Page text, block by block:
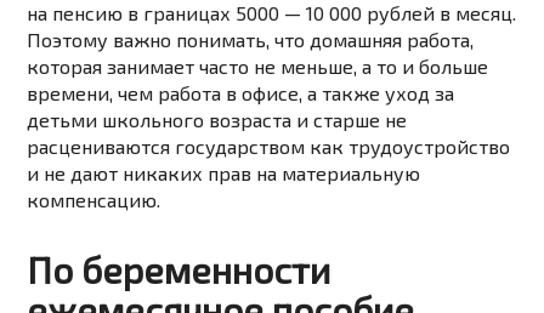
на пенсию в границах 5000 — 10 000 рублей в месяц.
Поэтому важно понимать, что домашняя работа,
которая занимает часто не меньше, а то и больше
времени, чем работа в офисе, а также уход за
детьми школьного возраста и старше не
расцениваются государством как трудоустройство
и не дают никаких прав на материальную
компенсацию.
По беременности